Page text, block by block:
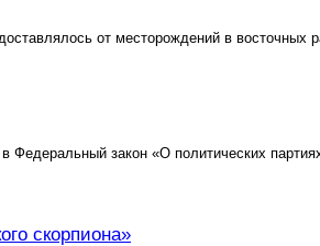
от месторождений в восточных
закон «О политических
скорпиона»